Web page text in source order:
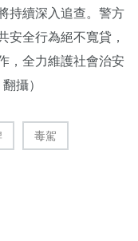
持續深入追查。警方
安全行為絕不寬貸，
，全力維護社會治安
攝）
毒駕